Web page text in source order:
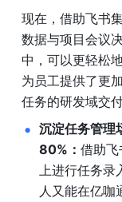
现在，借助飞书
数据与项目会议
中，可以更轻松
为员工提供了更
任务的研发域交
沉淀任务管理
80%： 借助
上进行任务
人又能在亿咖